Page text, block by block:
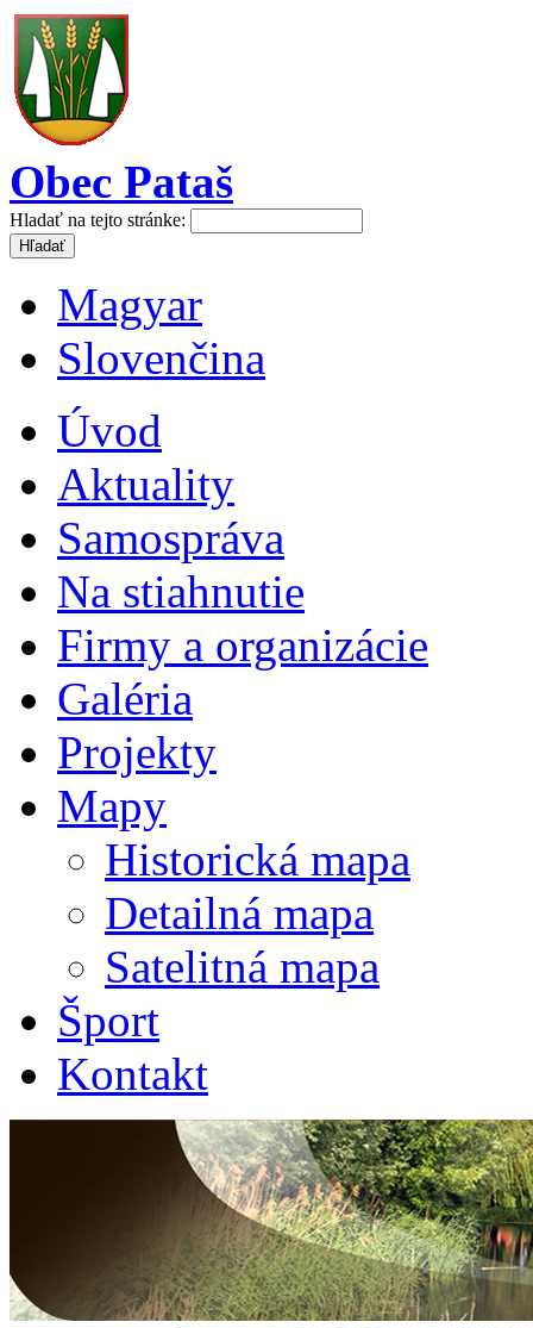
Obec Pataš
Hladať na tejto stránke:
Magyar
Slovenčina
Úvod
Aktuality
Samospráva
Na stiahnutie
Firmy a organizácie
Galéria
Projekty
Mapy
Historická mapa
Detailná mapa
Satelitná mapa
Šport
Kontakt